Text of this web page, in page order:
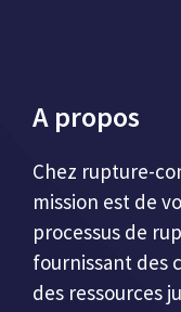
A propos
Chez rupture-
mission est de
processus de
fournissant des
des ressources